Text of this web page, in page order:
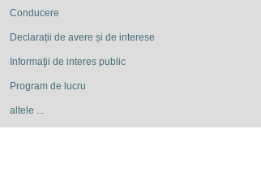
Conducere
Declarații de avere și de interese
Informaţii de interes public
Program de lucru
altele ...